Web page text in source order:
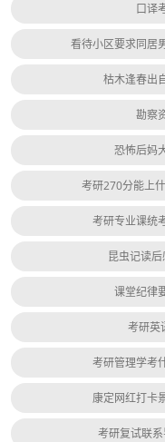
口译
看待小区要求同居
枯木逢春出
勘察
恐怖后妈
考研270分能上
考研专业课统
昆虫记读
课堂纪律
考研英
考研管理学考
康定网红打卡
考研复试联